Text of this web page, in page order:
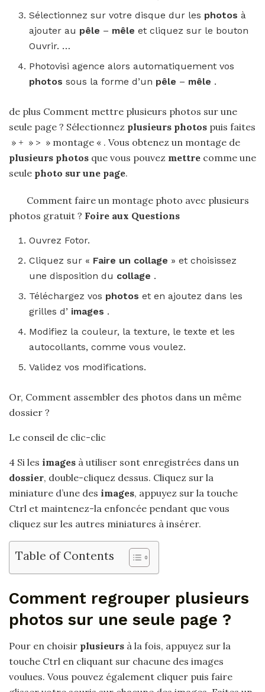
Sélectionnez sur votre disque dur les photosà
ajouter au pêle – mêleet cliquez sur le bouton
Ouvrir. …
Photovisi agence alors automatiquement vos
photossous la forme d’un pêle – mêle .
de plus Comment mettre plusieurs photos sur une
seule page ? Sélectionnez plusieurs photos puis faites
» + » > » montage « . Vous obtenez un montage de
plusieurs photos que vous pouvez mettre comme une
seule photo sur une page.
Comment faire un montage photo avec plusieurs
photos gratuit ? Foire aux Questions
Ouvrez Fotor.
Cliquez sur « Faire un collage » et choisissez
une disposition du collage .
Téléchargez vos photoset en ajoutez dans les
grilles d’ images .
Modifiez la couleur, la texture, le texte et les
autocollants, comme vous voulez.
Validez vos modifications.
Or, Comment assembler des photos dans un même
dossier ?
Le conseil de clic-clic
4 Si les images à utiliser sont enregistrées dans un
dossier, double-cliquez dessus. Cliquez sur la
miniature d’une des images, appuyez sur la touche
Ctrl et maintenez-la enfoncée pendant que vous
cliquez sur les autres miniatures à insérer.
Table of Contents
Comment regrouper plusieurs
photos sur une seule page ?
Pour en choisir plusieurs à la fois, appuyez sur la
touche Ctrl en cliquant sur chacune des images
voulues. Vous pouvez également cliquer puis faire